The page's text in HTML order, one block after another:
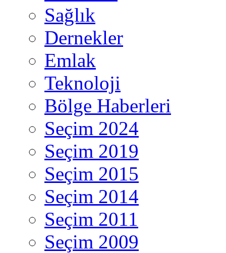
Sağlık
Dernekler
Emlak
Teknoloji
Bölge Haberleri
Seçim 2024
Seçim 2019
Seçim 2015
Seçim 2014
Seçim 2011
Seçim 2009